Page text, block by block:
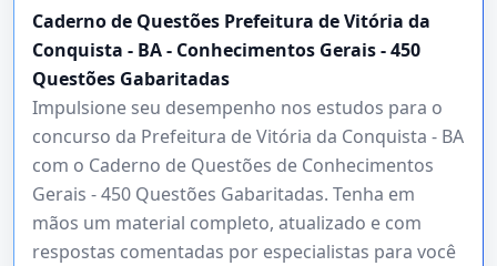
Caderno de Questões Prefeitura de Vitória da
Conquista - BA - Conhecimentos Gerais - 450
Questões Gabaritadas
Impulsione seu desempenho nos estudos para o
concurso da Prefeitura de Vitória da Conquista - BA
com o Caderno de Questões de Conhecimentos
Gerais - 450 Questões Gabaritadas. Tenha em
mãos um material completo, atualizado e com
respostas comentadas por especialistas para você